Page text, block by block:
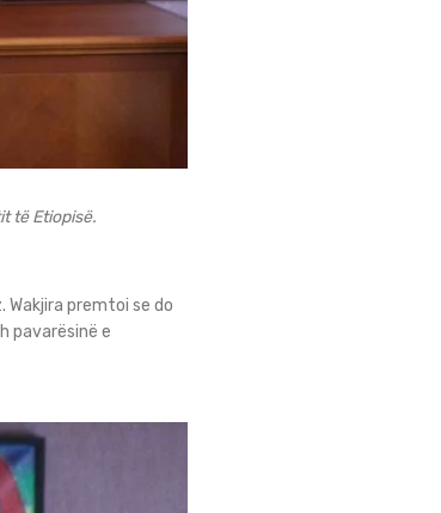
të Etiopisë.
Wakjira premtoi se do
pavarësinë e